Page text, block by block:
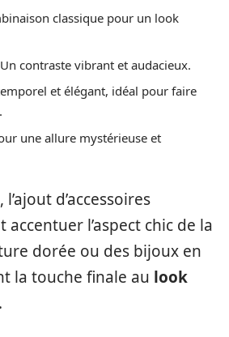
classique pour un look
contraste vibrant et audacieux.
et élégant, idéal pour faire
une allure mystérieuse et
d’accessoires
l’aspect chic de la
dorée ou des bijoux en
la touche finale au look
.